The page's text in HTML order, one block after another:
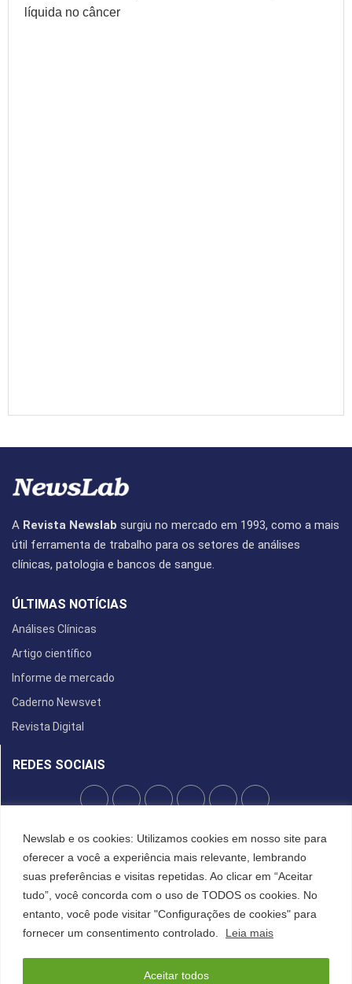
Newslab e os cookies: Utilizamos cookies em nosso site para
oferecer a você a experiência mais relevante, lembrando
suas preferências e visitas repetidas. Ao clicar em “Aceitar
tudo”, você concorda com o uso de TODOS os cookies. No
entanto, você pode visitar "Configurações de cookies" para
fornecer um consentimento controlado.
Leia mais
Aceitar todos
líquida no câncer
A Revista Newslab surgiu no mercado em 1993, como a mais
útil ferramenta de trabalho para os setores de análises
clínicas, patologia e bancos de sangue.
ÚLTIMAS NOTÍCIAS
Análises Clínicas
Artigo científico
Informe de mercado
Caderno Newsvet
Revista Digital
REDES SOCIAIS
POLÍTICA DE PRIVACIDADE
Cookies
©2022 All Right Reserved. Designed and Developed by FCDesign